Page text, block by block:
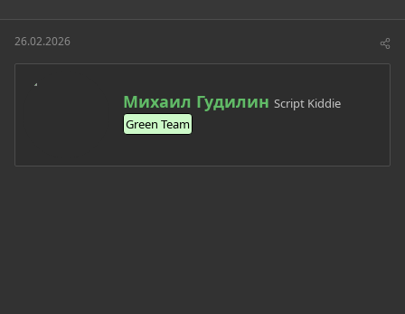
о
т
е
а
ч
л
а
и
26.02.2026
А
в
т
р
Михаил Гудилин Script Kiddie
Green Team